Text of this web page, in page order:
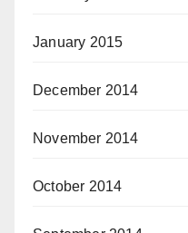
January 2015
December 2014
November 2014
October 2014